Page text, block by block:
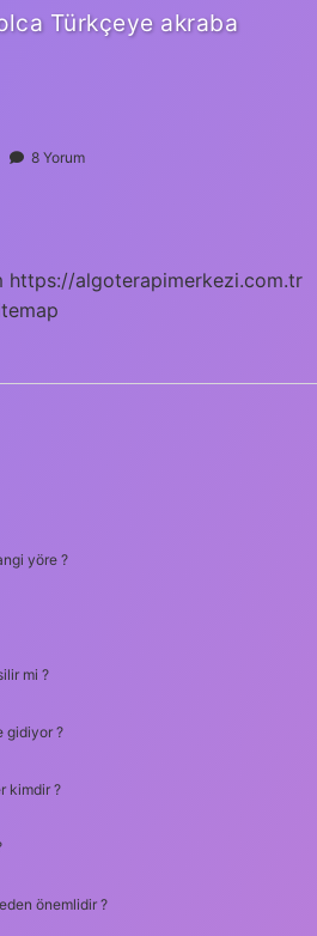
Türkçeye akraba
8 Yorum
https://algoterapimerkezi.com.tr
yöre ?
mi ?
gidiyor ?
kimdir ?
önemlidir ?